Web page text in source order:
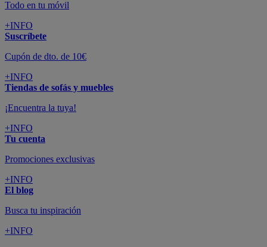
Todo en tu móvil
+INFO
Suscríbete
Cupón de dto. de 10€
+INFO
Tiendas de sofás y muebles
¡Encuentra la tuya!
+INFO
Tu cuenta
Promociones exclusivas
+INFO
El blog
Busca tu inspiración
+INFO